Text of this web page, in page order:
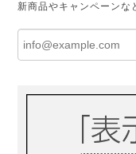
新商品やキャンペーンな